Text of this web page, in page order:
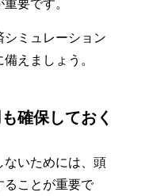
要です。
ミュレーション
えましょう。
確保しておく
ないためには、頭
ることが重要で